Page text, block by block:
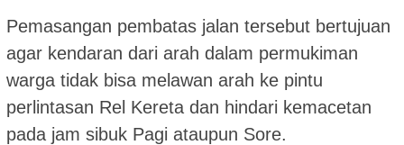
Pemasangan pembatas jalan tersebut bertujuan
agar kendaran dari arah dalam permukiman
warga tidak bisa melawan arah ke pintu
perlintasan Rel Kereta dan hindari kemacetan
pada jam sibuk Pagi ataupun Sore.